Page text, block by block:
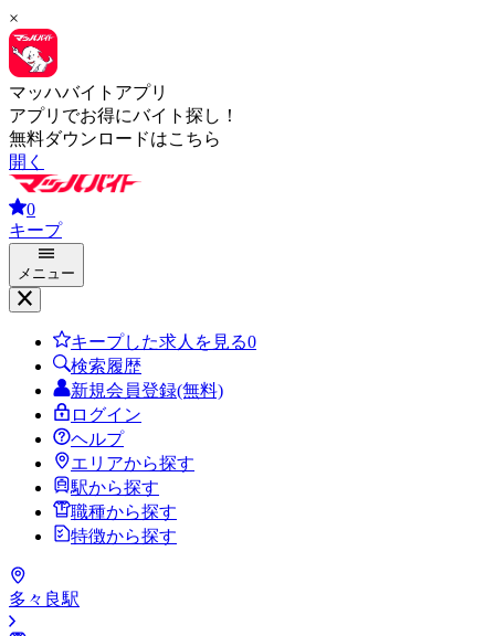
×
マッハバイトアプリ
アプリでお得にバイト探し！
無料ダウンロードはこちら
開く
0
キープ
メニュー
キープした求人を見る0
検索履歴
新規会員登録(無料)
ログイン
ヘルプ
エリアから探す
駅から探す
職種から探す
特徴から探す
多々良駅